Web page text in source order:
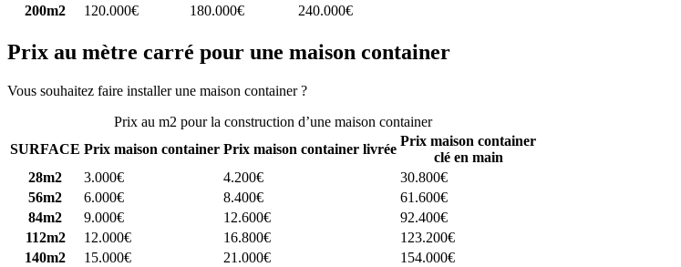
200m2
120.000€ 180.000€ 240.000€
Prix au mètre carré pour une maison container
Vous souhaitez faire installer une maison container ?
Prix au m2 pour la construction d’une maison container
SURFACE Prix maison container Prix maison container livrée
Prix maison container
clé en main
28m2
3.000€ 4.200€
30.800€
56m2
6.000€ 8.400€
61.600€
84m2
9.000€ 12.600€
92.400€
112m2
12.000€ 16.800€
123.200€
140m2
15.000€ 21.000€
154.000€